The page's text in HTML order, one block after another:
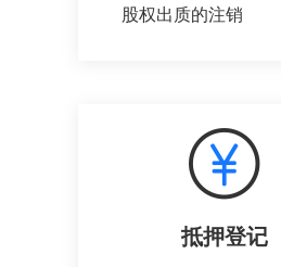
股权出质的注销
抵押登记